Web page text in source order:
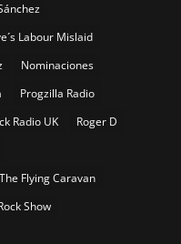
Labour Mislaid
Nominaciones
Progzilla Radio
Radio UK
Roger D
The Flying Caravan
Show